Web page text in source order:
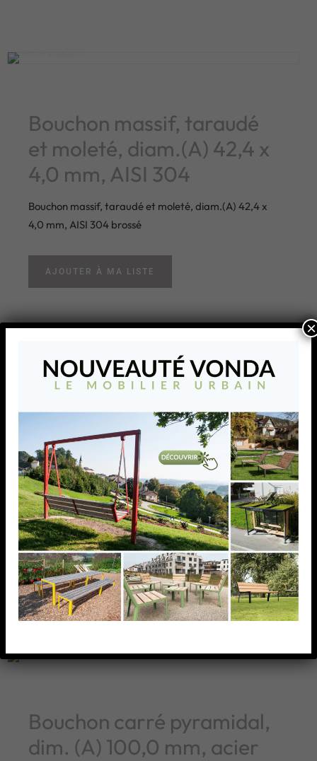
Bouchon massif, taraudé
et moleté, diam.(A) 42,4 x
4,0 mm, AISI 304
Bouchon massif, taraudé et moleté, diam.(A) 42,4 x
4,0 mm, AISI 304 brossé
AJOUTER À MA LISTE
Bouchon carré pyramidal,
dim. (A) 120,0 mm, acier
Bouchon carré pyramidal, dim. (A) 120,0 mm, acier
AJOUTER À MA LISTE
Bouchon carré pyramidal,
dim. (A) 100,0 mm, acier
×